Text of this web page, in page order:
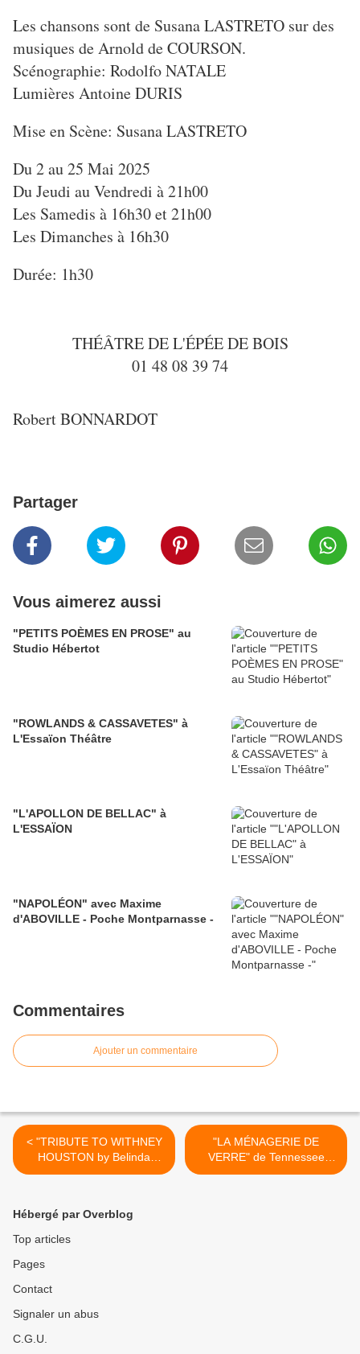
Les chansons sont de Susana LASTRETO sur des
musiques de Arnold de COURSON.
Scénographie: Rodolfo NATALE
Lumières Antoine DURIS
Mise en Scène: Susana LASTRETO
Du 2 au 25 Mai 2025
Du Jeudi au Vendredi à 21h00
Les Samedis à 16h30 et 21h00
Les Dimanches à 16h30
Durée: 1h30
THÉÂTRE DE L'ÉPÉE DE BOIS
01 48 08 39 74
Robert BONNARDOT
Partager
Vous aimerez aussi
"PETITS POÈMES EN PROSE" au
Studio Hébertot
"ROWLANDS & CASSAVETES" à
L'Essaïon Théâtre
"L'APOLLON DE BELLAC" à
L'ESSAÏON
"NAPOLÉON" avec Maxime
d'ABOVILLE - Poche Montparnasse -
Commentaires
Ajouter un commentaire
< "TRIBUTE TO WITHNEY
HOUSTON by Belinda
DAVIDS"
"LA MÉNAGERIE DE
VERRE" de Tennessee
WILLIAMS au Lucernaire >
Hébergé par Overblog
Top articles
Pages
Contact
Signaler un abus
C.G.U.